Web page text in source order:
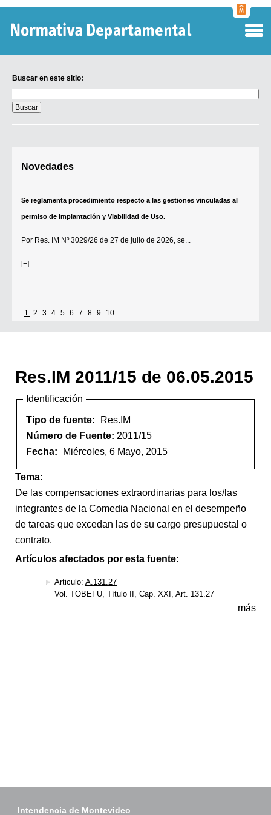
Buscar en este sitio:
en
este
sitio:
Novedades
Se reglamenta procedimiento respecto a las gestiones vinculadas al
permiso de Implantación y Viabilidad de Uso.
Por Res. IM Nº 3029/26 de 27 de julio de 2026, se...
[+]
1 2 3 4 5 6 7 8 9 10
Res.IM 2011/15 de 06.05.2015
Identificación
Tipo de fuente:
Res.IM
Número de Fuente: 2011/15
Fecha:
Miércoles, 6 Mayo, 2015
Tema:
De las compensaciones extraordinarias para los/las
integrantes de la Comedia Nacional en el desempeño
de tareas que excedan las de su cargo presupuestal o
contrato.
Artículos afectados por esta fuente:
Articulo: A.131.27
Vol. TOBEFU, Título II, Cap. XXI, Art. 131.27
más
Intendencia de Montevideo